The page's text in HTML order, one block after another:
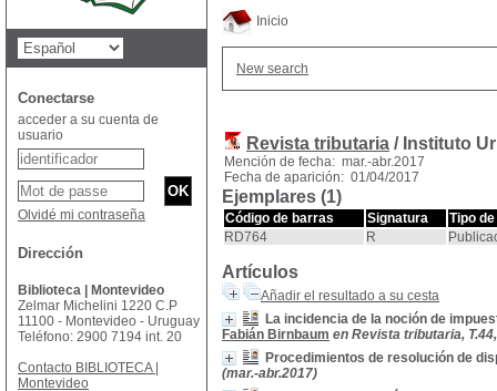
Inicio
New search
Revista tributaria / Instituto
Mención de fecha: mar.-abr.2017
Fecha de aparición: 01/04/2017
Ejemplares (1)
Código de barras Signatura
Tipo
RD764
R
Artículos
Añadir el resultado a su cesta
La incidencia de la noción de
Fabián Birnbaum en Revista tributaria,
Procedimientos de resolución de
(mar.-abr.2017)
Conectarse
acceder a su cuenta de
usuario
Olvidé mi contraseña
Dirección
Biblioteca | Montevideo
Zelmar Michelini 1220 C.P
11100 - Montevideo - Uruguay
Teléfono: 2900 7194 int. 20
Contacto BIBLIOTECA |
Montevideo